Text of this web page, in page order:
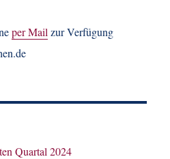
per Mailzur Verfügung
Quartal 2024